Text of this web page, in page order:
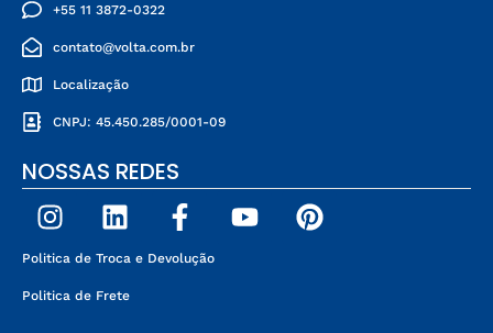
+55 11 3872-0322
contato@volta.com.br
Localização
CNPJ: 45.450.285/0001-09
NOSSAS REDES
Politica de Troca e Devolução
Politica de Frete